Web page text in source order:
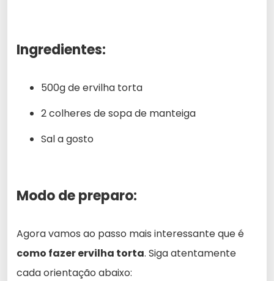
Ingredientes:
500g de ervilha torta
2 colheres de sopa de manteiga
Sal a gosto
Modo de preparo:
Agora vamos ao passo mais interessante que é
como fazer ervilha torta. Siga atentamente
cada orientação abaixo: